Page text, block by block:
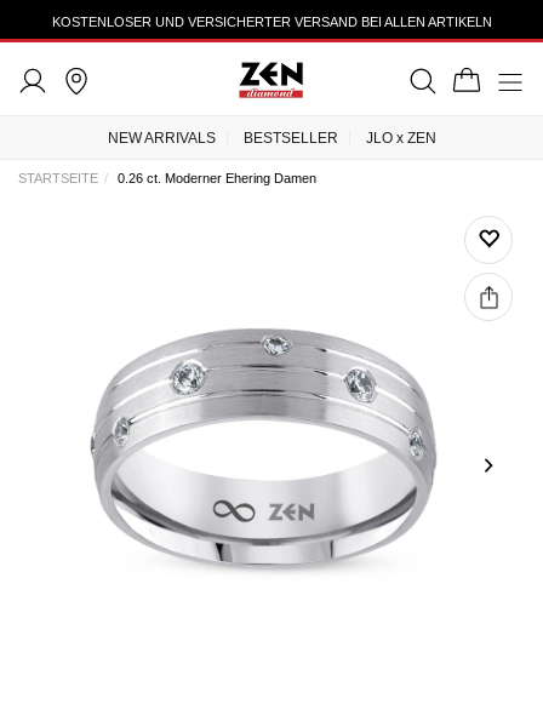
KOSTENLOSER UND VERSICHERTER VERSAND BEI ALLEN ARTIKELN
NEW ARRIVALS BESTSELLER JLO x ZEN
STARTSEITE 0.26 ct. Moderner Ehering Damen